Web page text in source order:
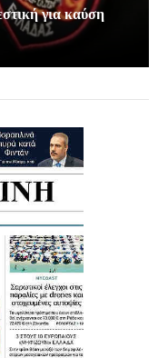
για καύση